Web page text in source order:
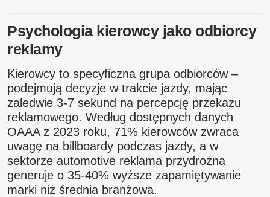
Psychologia kierowcy jako odbiorcy
reklamy
Kierowcy to specyficzna grupa odbiorców –
podejmują decyzje w trakcie jazdy, mając
zaledwie 3-7 sekund na percepcję przekazu
reklamowego. Według dostępnych danych
OAAA z 2023 roku, 71% kierowców zwraca
uwagę na billboardy podczas jazdy, a w
sektorze automotive reklama przydrożna
generuje o 35-40% wyższe zapamiętywanie
marki niż średnia branżowa.